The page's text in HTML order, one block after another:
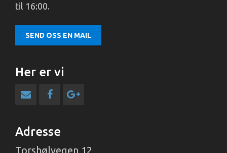
til 16:00.
SEND OSS EN MAIL
Her er vi
Adresse
Torshølvegen 12,